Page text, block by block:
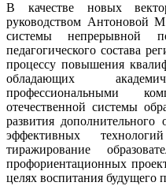
В качестве новых
руководством Антоновой
системы непрерывной
педагогического состава
процессу повышения
обладающих
профессиональными
отечественной системы
развития дополнительного
эффективных
тиражирование
профориентационных
целях воспитания будущего